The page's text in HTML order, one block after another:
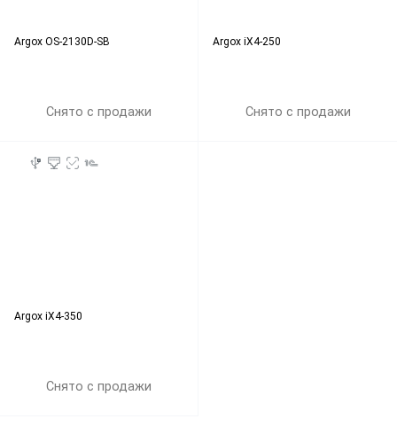
Argox OS-2130D-SB
Снято с продажи
Argox iX4-250
Снято с продажи
Argox iX4-350
Снято с продажи